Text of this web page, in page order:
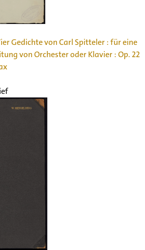
Gedichte von Carl Spitteler : für eine
von Orchester oder Klavier : Op. 22